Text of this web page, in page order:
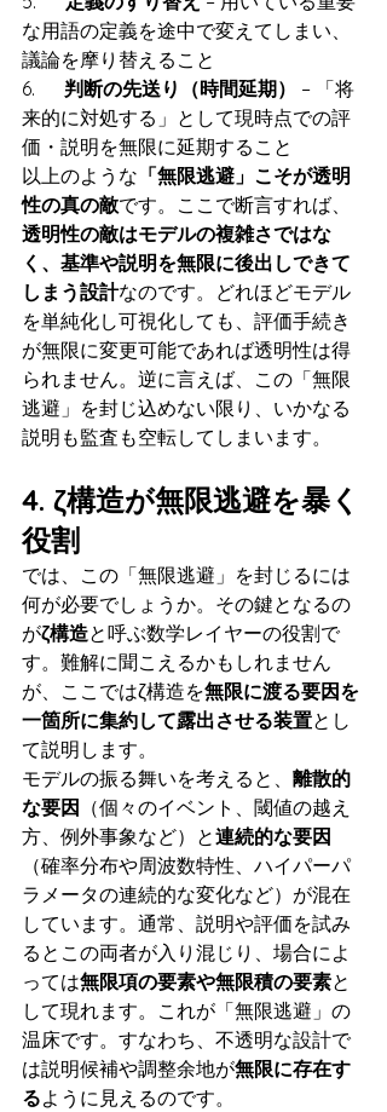
な用語の定義を途中で変えてしまい、
議論を摩り替えること
6. 判断の先送り（時間延期）
– 「将
来的に対処する」として現時点での評
価・説明を無限に延期すること
以上のような 「無限逃避」こそが透明
性の真の敵です。ここで断言すれば、
透明性の敵はモデルの複雑さではな
く、基準や説明を無限に後出しできて
しまう設計なのです。どれほどモデル
を単純化し可視化しても、評価手続き
が無限に変更可能であれば透明性は得
られません。逆に言えば、この「無限
逃避」を封じ込めない限り、いかなる
説明も監査も空転してしまいます。
4. ζ構造が無限逃避を暴く
役割
では、この「無限逃避」を封じるには
何が必要でしょうか。その鍵となるの
がζ構造と呼ぶ数学レイヤーの役割で
す。難解に聞こえるかもしれません
が、ここではζ構造を無限に渡る要因を
一箇所に集約して露出させる装置とし
て説明します。
モデルの振る舞いを考えると、 離散的
な要因
（個々のイベント、閾値の越え
方、例外事象など）と連続的な要因
（確率分布や周波数特性、ハイパーパ
ラメータの連続的な変化など）が混在
しています。通常、説明や評価を試み
るとこの両者が入り混じり、場合によ
っては無限項の要素や無限積の要素と
して現れます。これが「無限逃避」の
温床です。すなわち、不透明な設計で
は説明候補や調整余地が無限に存在す
るように見えるのです。